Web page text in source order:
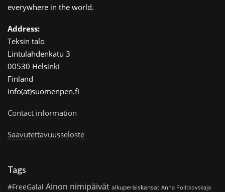
everywhere in the world.
Address:
Teksin talo
Lintulahdenkatu 3
00530 Helsinki
Finland
info(at)suomenpen.fi
Contact information
Saavutettavuusseloste
Tags
#FreeGalal Ainon nimipäivät alkuperäiskansat Anna Politkovskaja